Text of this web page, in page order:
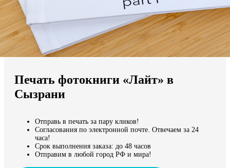
Мы доставляем по всему миру
Продолжить без города
Печать фотокниги «Лайт» в
Сызрани
Отправь в печать за пару кликов!
Согласования по электронной почте. Отвечаем за 24
часа!
Срок выполнения заказа: до 48 часов
Отправим в любой город РФ и мира!